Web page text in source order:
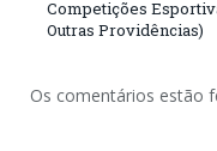
Competições
Outras Providências)
Os comentários estão